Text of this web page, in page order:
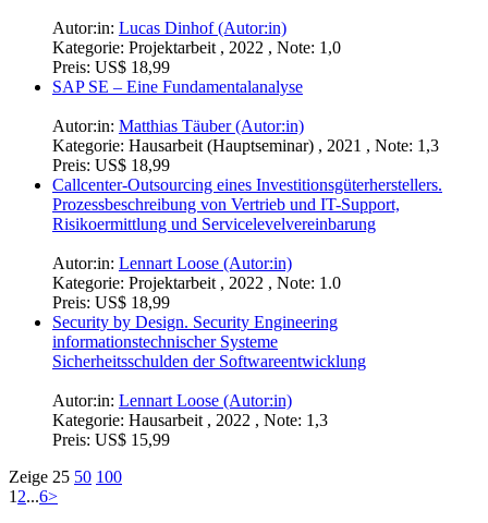
Autor:in: Lucas Dinhof (Autor:in)
Kategorie: Projektarbeit , 2022 , Note: 1,0
Preis: US$ 18,99
SAP SE – Eine Fundamentalanalyse
Autor:in: Matthias Täuber (Autor:in)
Kategorie: Hausarbeit (Hauptseminar) , 2021 , Note: 1,3
Preis: US$ 18,99
Callcenter-Outsourcing eines Investitionsgüterherstellers.
Prozessbeschreibung von Vertrieb und IT-Support,
Risikoermittlung und Servicelevelvereinbarung
Autor:in: Lennart Loose (Autor:in)
Kategorie: Projektarbeit , 2022 , Note: 1.0
Preis: US$ 18,99
Security by Design. Security Engineering
informationstechnischer Systeme
Sicherheitsschulden der Softwareentwicklung
Autor:in: Lennart Loose (Autor:in)
Kategorie: Hausarbeit , 2022 , Note: 1,3
Preis: US$ 15,99
Zeige 25 50 100
1 2...6>